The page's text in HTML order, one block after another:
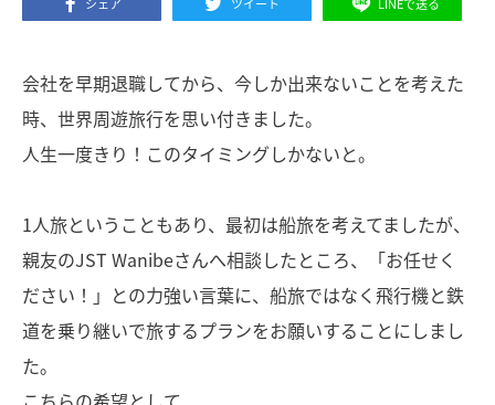
会社を早期退職してから、今しか出来ないことを考えた
時、世界周遊旅行を思い付きました。
人生一度きり！このタイミングしかないと。
1人旅ということもあり、最初は船旅を考えてましたが、
親友のJST Wanibeさんへ相談したところ、「お任せく
ださい！」との力強い言葉に、船旅ではなく飛行機と鉄
道を乗り継いで旅するプランをお願いすることにしまし
た。